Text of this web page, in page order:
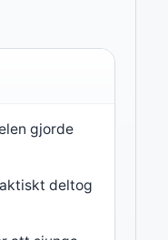
gjorde
deltog